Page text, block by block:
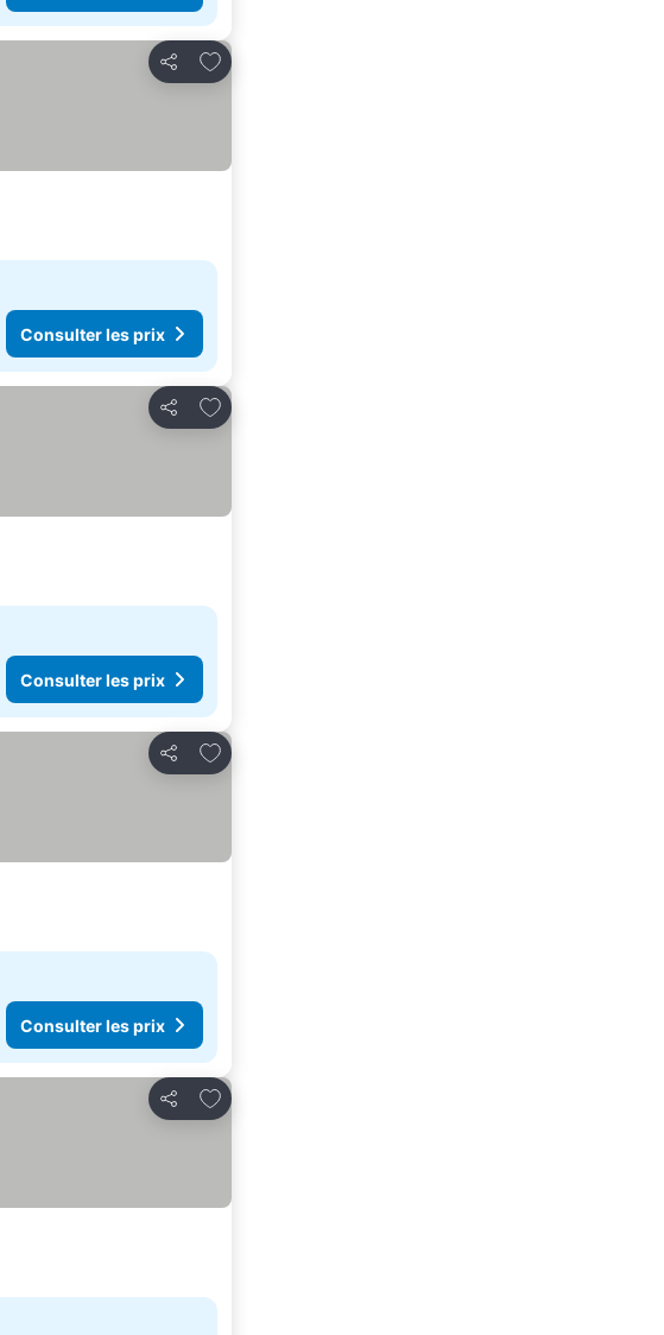
Partager
Ajouter à mes favoris
Consulter les prix
Partager
Ajouter à mes favoris
Consulter les prix
Partager
Ajouter à mes favoris
Consulter les prix
Partager
Ajouter à mes favoris